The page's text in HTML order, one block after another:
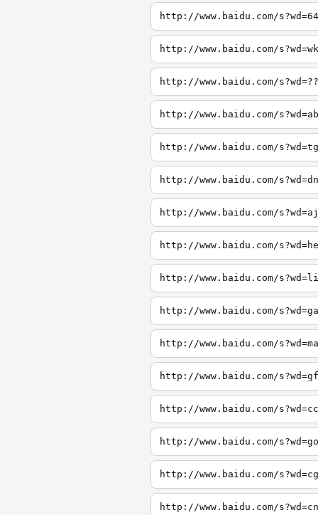
http://www.baidu.com/s?wd=64
http://www.baidu.com/s?wd=wk
http://www.baidu.com/s?wd=??
http://www.baidu.com/s?wd=ab
http://www.baidu.com/s?wd=tg
http://www.baidu.com/s?wd=dn
http://www.baidu.com/s?wd=aj
http://www.baidu.com/
http://www.baidu.com/
http://www.baidu.com/
http://www.baidu.com/
http://www.baidu.com/
http://www.baidu.com/
http://www.baidu.com/
http://www.baidu.com/
http://www.baidu.com/